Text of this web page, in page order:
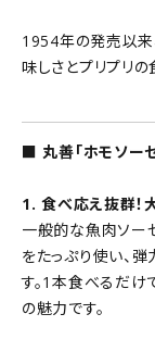
1954年の発売以来
味しさとプリプリの
■ 丸善「ホモソー
1. 食べ応え抜群！
一般的な魚肉ソー
をたっぷり使い、
す。1本食べるだけ
の魅力です。